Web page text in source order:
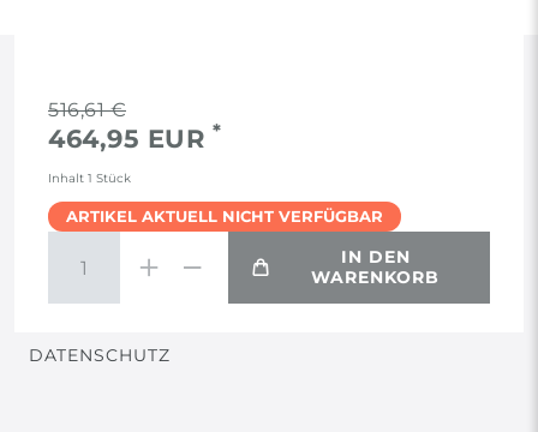
516,61 €
464,95 EUR *
Inhalt 1 Stück
ARTIKEL AKTUELL NICHT VERFÜGBAR
IN DEN
WARENKORB
RECHTLICHES
AGB
WIDERRUF
DATENSCHUTZ